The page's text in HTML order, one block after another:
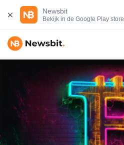
Newsbit
Bekijk in de Google Play store